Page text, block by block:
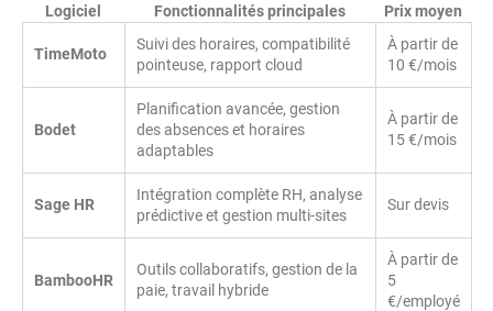
Logiciel Fonctionnalités principales Prix moyen
TimeMoto
Suivi des horaires, compatibilité
pointeuse, rapport cloud
À partir de
10 €/mois
Bodet
Planification avancée, gestion
des absences et horaires
adaptables
À partir de
15 €/mois
Sage HR
Intégration complète RH, analyse
prédictive et gestion multi-sites
Sur devis
BambooHR
Outils collaboratifs, gestion de la
paie, travail hybride
À partir de
5
€/employé